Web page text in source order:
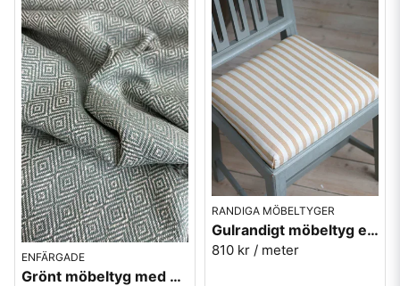
ENFÄRGADE
Grönt möbeltyg med gåsögon - Magdalena nr.3
RANDIGA MÖBELTYGER
Gulrandigt möbeltyg eko-bomull - Lovisa rand nr.103
810 kr / meter